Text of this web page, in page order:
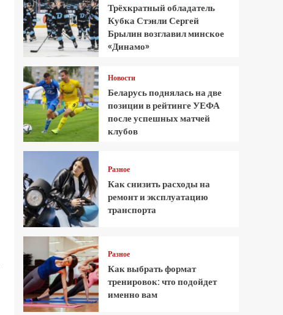
Трёхкратный обладатель
Кубка Стэнли Сергей
Брылин возглавил минское
«Динамо»
Новости
Беларусь поднялась на две
позиции в рейтинге УЕФА
после успешных матчей
клубов
Разное
Как снизить расходы на
ремонт и эксплуатацию
транспорта
Разное
Как выбрать формат
тренировок: что подойдет
именно вам